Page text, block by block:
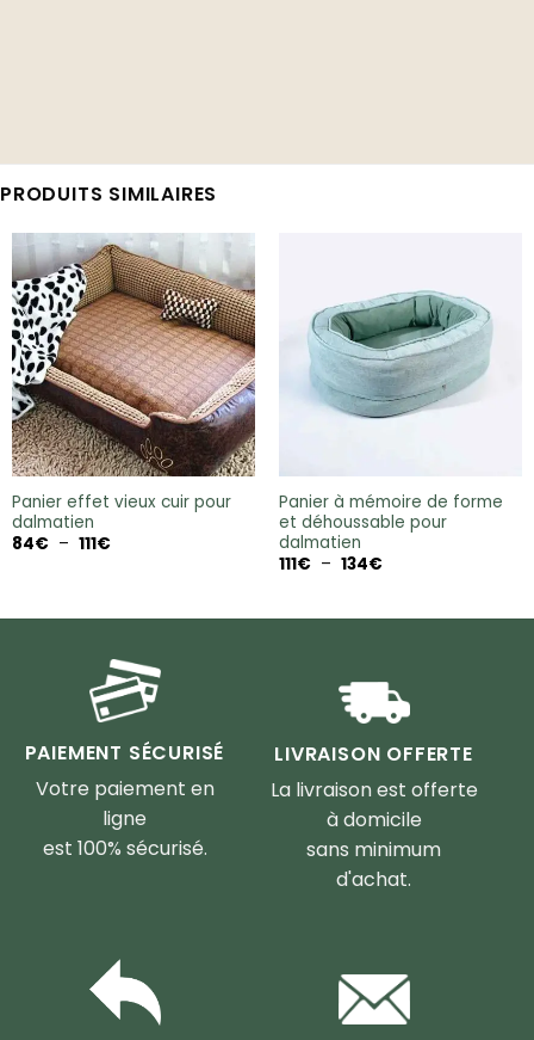
PRODUITS SIMILAIRES
Panier effet vieux cuir pour
dalmatien
84€ – 111€Plage
111€
Panier à mémoire de forme
et déhoussable pour
dalmatien
111€ – 134€Plage
à
PAIEMENT SÉCURISÉ
Votre paiement en
ligne
est 100% sécurisé.
LIVRAISON OFFERTE
La livraison est offerte
à domicile
sans minimum
d'achat.